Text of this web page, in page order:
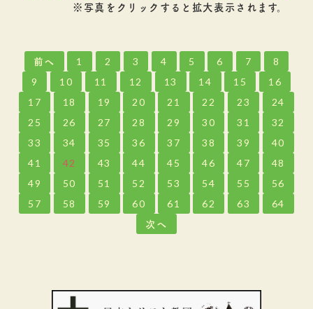
※写真をクリックすると拡大表示されます。
前へ 1 2 3 4 5 6 7
8
9
10 11 12 13 14 15
16
17
18 19 20 21 22 23
24
25
26 27 28 29 30 31
32
33
34 35 36 37 38 39
40
41
42 43 44 45 46 47
48
49
50 51 52 53 54 55
56
57
58 59 60 61 62 63
64
次へ